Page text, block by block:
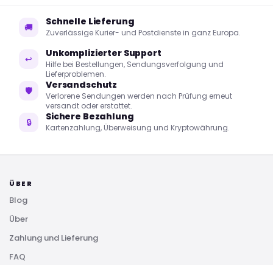
🚚 Schnelle Lieferung
Zuverlässige Kurier- und Postdienste in ganz Europa.
↩ Unkomplizierter Support
Hilfe bei Bestellungen, Sendungsverfolgung und
Lieferproblemen.
🛡 Versandschutz
Verlorene Sendungen werden nach Prüfung erneut
versandt oder erstattet.
🔒 Sichere Bezahlung
Kartenzahlung, Überweisung und Kryptowährung.
ÜBER
Blog
Über
Zahlung und Lieferung
FAQ